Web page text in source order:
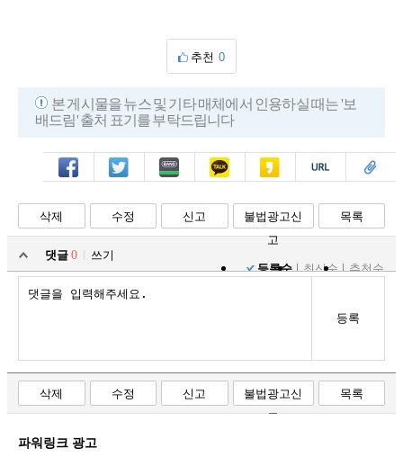
추천 0
본 게시물을 뉴스 및 기타 매체에서 인용하실 때는 '보
배드림' 출처 표기를 부탁드립니다
페북 트윗 밴드 카톡 카스 복사 스크랩
삭제 수정 신고
불법광고신
고
목록
댓글 0
쓰기
등록순
최신순 추천순
등록
삭제 수정 신고
불법광고신
고
목록
파워링크 광고